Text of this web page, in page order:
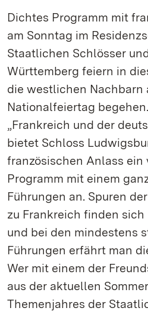
Dichtes Programm mit
am Sonntag im
Staatlichen Schlösser
Württemberg feiern in
die westlichen Nachbarn
Nationalfeiertag
„Frankreich und der
bietet Schloss
französischen Anlass
Programm mit einem
Führungen an. Spuren
zu Frankreich finden
und bei den mindestens
Führungen erfährt man
Wer mit einem der
aus der aktuellen
Themenjahres der